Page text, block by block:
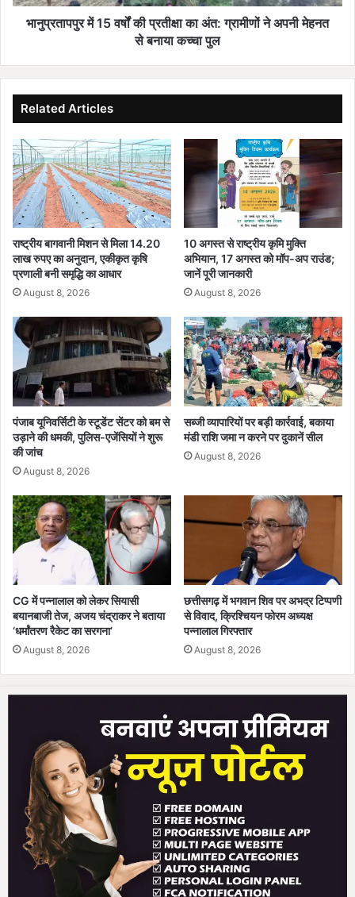
अ
में
त्ती
ढ़
में
स
ह
का
ता
के
वि
र
को
क
र
बै
ठ
क
शु
रू
1
क्षा
का
अं
त
:
ग्रा
मी
णों
ने
अ
प
मे
ह
त
से
ब
ना
या
क
च्चा
ल
भानुप्रतापपुर में 15 वर्षों की प्रतीक्षा का अंत: ग्रामीणों ने अपनी मेहनत
से बनाया कच्चा पुल
Related Articles
राष्ट्रीय बागवानी मिशन से मिला 14.20
लाख रुपए का अनुदान, एकीकृत कृषि
प्रणाली बनी समृद्धि का आधार
August 8, 2026
10 अगस्त से राष्ट्रीय कृमि मुक्ति
अभियान, 17 अगस्त को मॉप-अप राउंड;
जानें पूरी जानकारी
August 8, 2026
पंजाब यूनिवर्सिटी के स्टूडेंट सेंटर को बम से
उड़ाने की धमकी, पुलिस-एजेंसियों ने शुरू
की जांच
August 8, 2026
सब्जी व्यापारियों पर बड़ी कार्रवाई, बकाया
मंडी राशि जमा न करने पर दुकानें सील
August 8, 2026
CG में पन्नालाल को लेकर सियासी
बयानबाजी तेज, अजय चंद्राकर ने बताया
‘धर्मांतरण रैकेट का सरगना’
August 8, 2026
छत्तीसगढ़ में भगवान शिव पर अभद्र टिप्पणी
से विवाद, क्रिश्चियन फोरम अध्यक्ष
पन्नालाल गिरफ्तार
August 8, 2026